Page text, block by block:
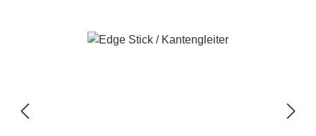
Bildergalerie überspringen